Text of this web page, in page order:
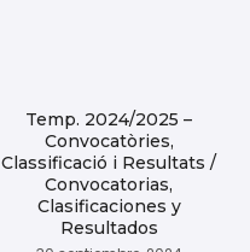
Temp. 2024/2025 –
Convocatòries,
Classificació i Resultats /
Convocatorias,
Clasificaciones y
Resultados